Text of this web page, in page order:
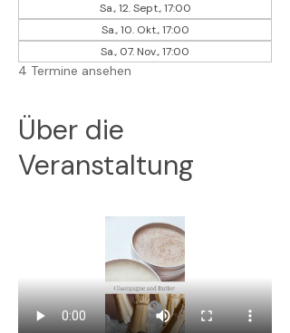
Sa., 12. Sept., 17:00
Sa., 10. Okt., 17:00
Sa., 07. Nov., 17:00
4 Termine ansehen
Über die
Veranstaltung